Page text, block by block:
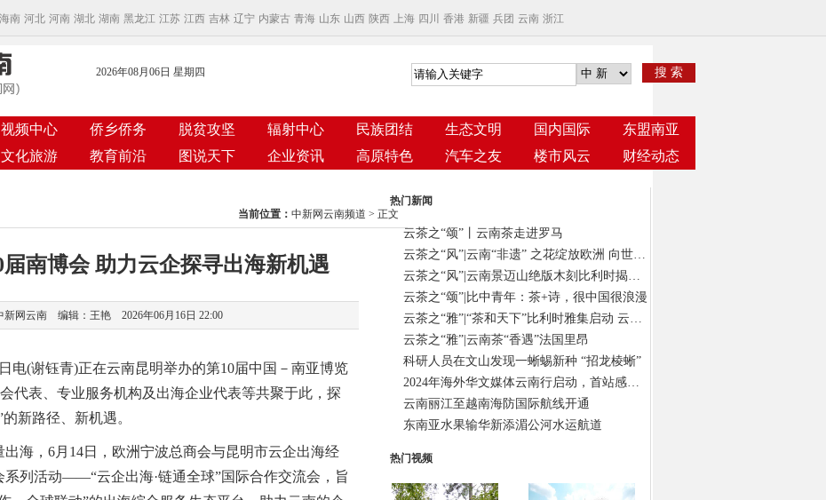
海南 河北 河南 湖北 湖南 黑龙江 江苏 江西 吉林 辽宁 内蒙古 青海 山东 山西 陕西 上海 四川 香港 新疆 兵团 云南 浙江
2026年08月06日 星期四 搜 索
视频中心 侨乡侨务 脱贫攻坚 辐射中心 民族团结 生态文明 国内国际
东盟南亚
文化旅游 教育前沿 图说天下 企业资讯 高原特色 汽车之友 楼市风云 财经动态
当前位置： 中新网云南频道 > 正文
南博会 助力云企探寻出海新机遇
新网云南 编辑：王艳 2026年06月16日 22:00
(谢钰青)正在云南昆明举办的第10届中国－南亚博览
代表、专业服务机构及出海企业代表等共聚于此，探
新路径、新机遇。
，6月14日，欧洲宁波总商会与昆明市云企出海经
系列活动——“云企出海·链通全球”国际合作交流会，旨
热门新闻
云茶之“颂”丨云南茶走进罗马
云茶之“风”|云南“非遗” 之花绽放欧洲 向世界发出“景迈之约”
云茶之“风”|云南景迈山绝版木刻比利时揭幕 以“有形”版画绘“无象”茶意
云茶之“颂”|比中青年：茶+诗，很中国很浪漫
云茶之“雅”|“茶和天下”比利时雅集启动 云南茶在“欧洲心脏”演绎风雅颂
云茶之“雅”|云南茶“香遇”法国里昂
科研人员在文山发现一蜥蜴新种 “招龙棱蜥”
2024年海外华文媒体云南行启动，首站感受春城独特气质
云南丽江至越南海防国际航线开通
东南亚水果输华新添湄公河水运航道
热门视频